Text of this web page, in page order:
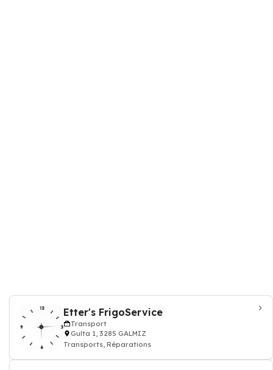
Etter's FrigoService
Transport
Gulta 1, 3285 GALMIZ
Transports, Réparations